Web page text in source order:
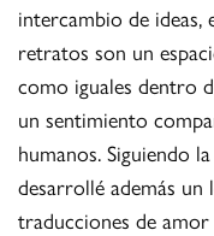
intercambio de ideas,
retratos son un
como iguales dentro
un sentimiento
humanos. Siguiendo
desarrollé además un
traducciones de